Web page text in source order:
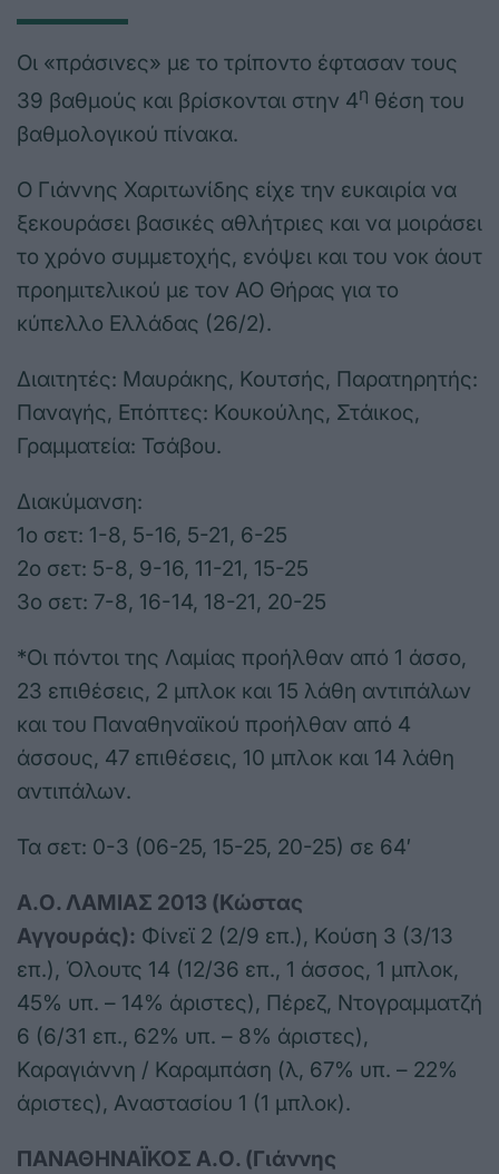
Οι «πράσινες» με το τρίποντο έφτασαν τους
39 βαθμούς και βρίσκονται στην 4η θέση του
βαθμολογικού πίνακα.
Ο Γιάννης Χαριτωνίδης είχε την ευκαιρία να
ξεκουράσει βασικές αθλήτριες και να μοιράσει
το χρόνο συμμετοχής, ενόψει και του νοκ άουτ
προημιτελικού με τον ΑΟ Θήρας για το
κύπελλο Ελλάδας (26/2).
Διαιτητές: Μαυράκης, Κουτσής, Παρατηρητής:
Παναγής, Επόπτες: Κουκούλης, Στάικος,
Γραμματεία: Τσάβου.
Διακύμανση:
1ο σετ: 1-8, 5-16, 5-21, 6-25
2ο σετ: 5-8, 9-16, 11-21, 15-25
3ο σετ: 7-8, 16-14, 18-21, 20-25
*Οι πόντοι της Λαμίας προήλθαν από 1 άσσο,
23 επιθέσεις, 2 μπλοκ και 15 λάθη αντιπάλων
και του Παναθηναϊκού προήλθαν από 4
άσσους, 47 επιθέσεις, 10 μπλοκ και 14 λάθη
αντιπάλων.
Τα σετ: 0-3 (06-25, 15-25, 20-25) σε 64′
Α.Ο. ΛΑΜΙΑΣ 2013 (Κώστας
Αγγουράς): Φίνεϊ 2 (2/9 επ.), Κούση 3 (3/13
επ.), Όλουτς 14 (12/36 επ., 1 άσσος, 1 μπλοκ,
45% υπ. – 14% άριστες), Πέρεζ, Ντογραμματζή
6 (6/31 επ., 62% υπ. – 8% άριστες),
Καραγιάννη / Καραμπάση (λ, 67% υπ. – 22%
άριστες), Αναστασίου 1 (1 μπλοκ).
ΠΑΝΑΘΗΝΑΪΚΟΣ Α.Ο. (Γιάννης